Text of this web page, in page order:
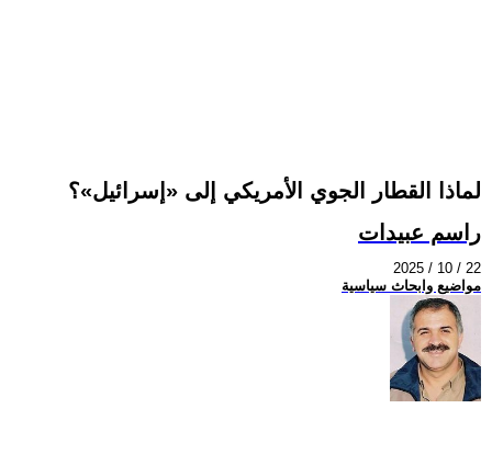
لماذا القطار الجوي الأمريكي إلى «إسرائيل»؟
راسم عبيدات
2025 / 10 / 22
مواضيع وابحاث سياسية